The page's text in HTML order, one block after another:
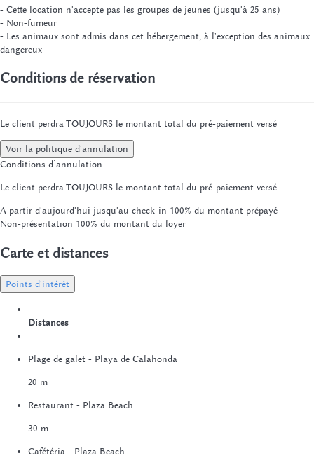
- Cette location n'accepte pas les groupes de jeunes (jusqu'à 25 ans)
- Non-fumeur
- Les animaux sont admis dans cet hébergement, à l'exception des animaux
dangereux
Conditions de réservation
Le client perdra TOUJOURS le montant total du pré-paiement versé
Voir la politique d'annulation
Conditions d’annulation
Le client perdra TOUJOURS le montant total du pré-paiement versé
A partir d'aujourd'hui jusqu'au check-in 100% du montant prépayé
Non-présentation 100% du montant du loyer
Carte et distances
Points d'intérêt
Distances
Plage de galet - Playa de Calahonda
20 m
Restaurant - Plaza Beach
30 m
Cafétéria - Plaza Beach